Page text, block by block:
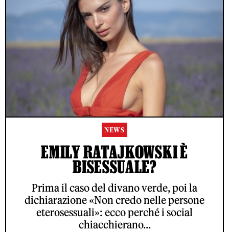
NEWS
EMILY RATAJKOWSKI È
BISESSUALE?
Prima il caso del divano verde, poi la
dichiarazione «Non credo nelle persone
eterosessuali»: ecco perché i social
chiacchierano...